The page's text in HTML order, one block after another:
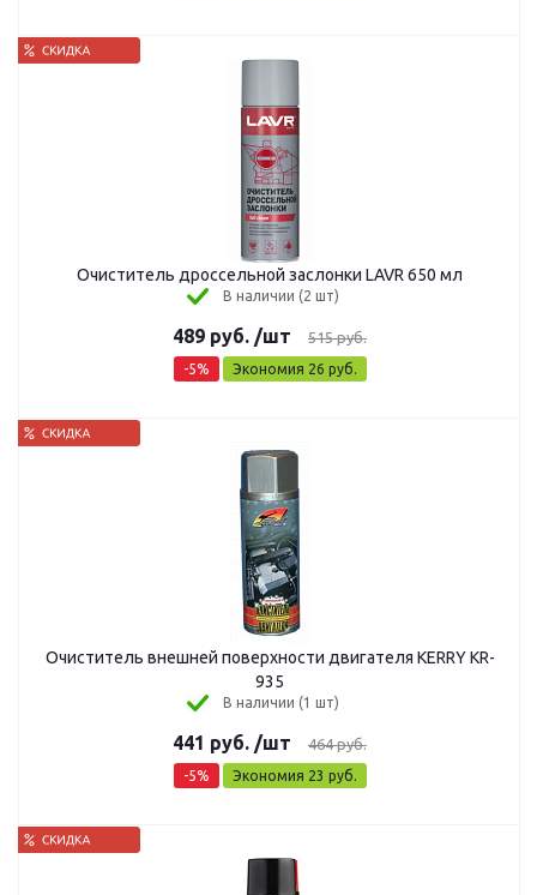
Очиститель дроссельной заслонки LAVR 650 мл
В наличии (2 шт)
489 руб. /шт 515руб.
-5% Экономия 26 руб.
Очиститель внешней поверхности двигателя KERRY KR-
935
В наличии (1 шт)
441 руб. /шт 464руб.
-5% Экономия 23 руб.